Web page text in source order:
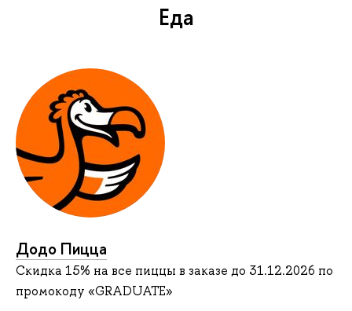
Еда
Додо Пицца
Скидка 15% на все пиццы в заказе до 31.12.2026 по
промокоду «GRADUATE»